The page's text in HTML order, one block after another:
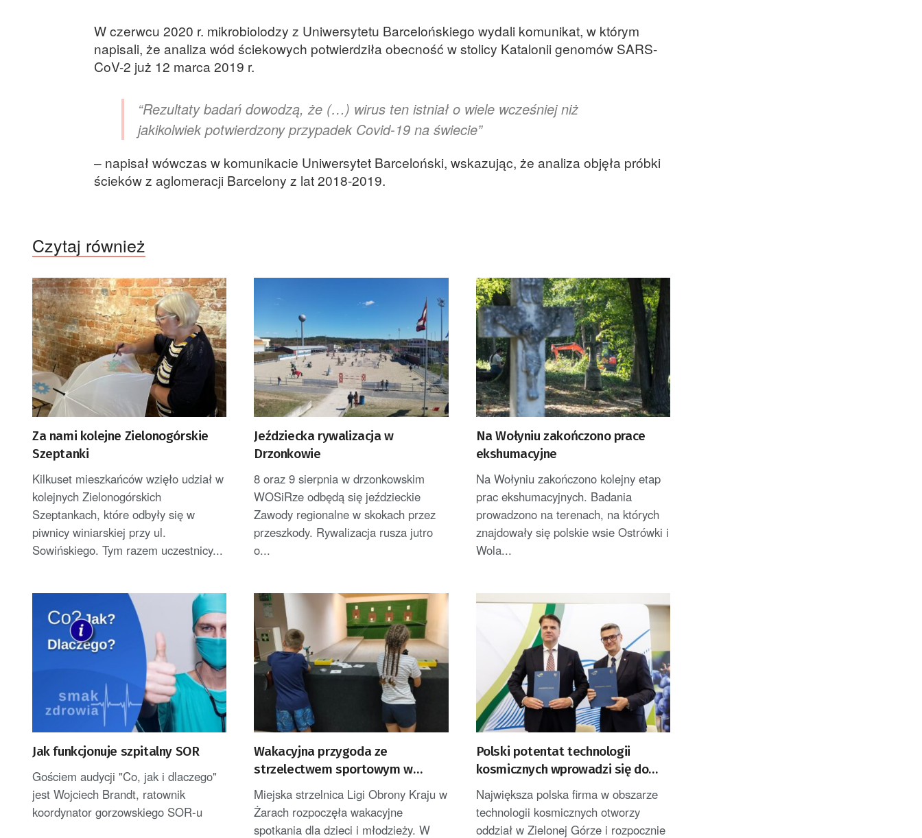
W czerwcu 2020 r. mikrobiolodzy z Uniwersytetu Barcelońskiego wydali komunikat, w którym
napisali, że analiza wód ściekowych potwierdziła obecność w stolicy Katalonii genomów SARS-
CoV-2 już 12 marca 2019 r.
“Rezultaty badań dowodzą, że (…) wirus ten istniał o wiele wcześniej niż
jakikolwiek potwierdzony przypadek Covid-19 na świecie”
– napisał wówczas w komunikacie Uniwersytet Barceloński, wskazując, że analiza objęła próbki
ścieków z aglomeracji Barcelony z lat 2018-2019.
Czytaj również
Za nami kolejne Zielonogórskie
Szeptanki
Kilkuset mieszkańców wzięło udział w
kolejnych Zielonogórskich
Szeptankach, które odbyły się w
piwnicy winiarskiej przy ul.
Sowińskiego. Tym razem uczestnicy...
Jeździecka rywalizacja w
Drzonkowie
8 oraz 9 sierpnia w drzonkowskim
WOSiRze odbędą się jeździeckie
Zawody regionalne w skokach przez
przeszkody. Rywalizacja rusza jutro
o...
Na Wołyniu zakończono prace
ekshumacyjne
Na Wołyniu zakończono kolejny etap
prac ekshumacyjnych. Badania
prowadzono na terenach, na których
znajdowały się polskie wsie Ostrówki i
Wola...
Jak funkcjonuje szpitalny SOR
Gościem audycji "Co, jak i dlaczego"
jest Wojciech Brandt, ratownik
koordynator gorzowskiego SOR-u
Wakacyjna przygoda ze
strzelectwem sportowym w
Żarach
Miejska strzelnica Ligi Obrony Kraju w
Żarach rozpoczęła wakacyjne
spotkania dla dzieci i młodzieży. W
Polski potentat technologii
kosmicznych wprowadzi się do
Zielonej Góry
Największa polska firma w obszarze
technologii kosmicznych otworzy
oddział w Zielonej Górze i rozpocznie